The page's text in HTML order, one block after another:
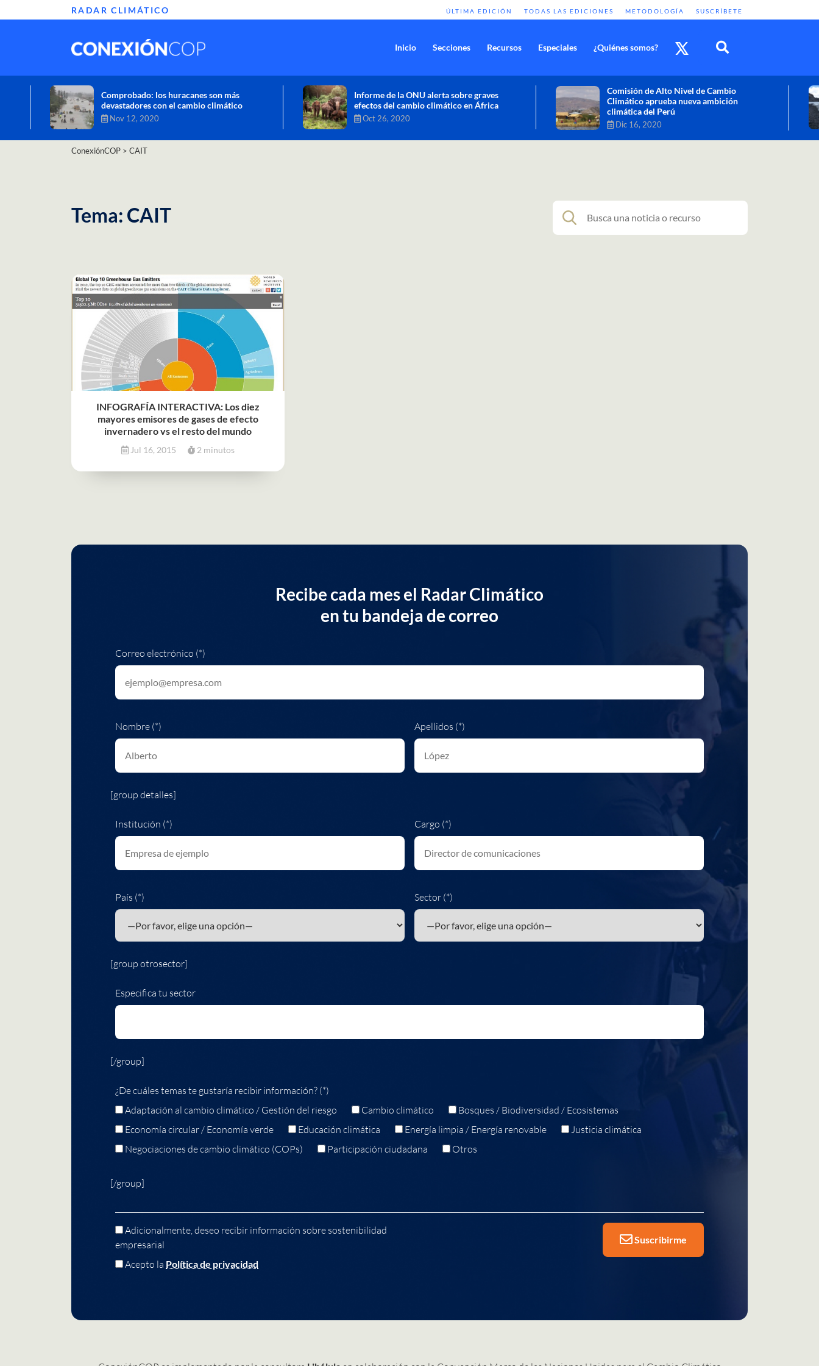
RADAR CLIMÁTICO ÚLTIMA EDICIÓN TODAS LAS EDICIONES METODOLOGÍA SUSCRÍBETE
Inicio Secciones Recursos Especiales ¿Quiénes somos?
Informe de la ONU alerta sobre graves
efectos del cambio climático en África
Oct 26, 2020
Comisión de Alto Nivel de Cambio
Climático aprueba nueva ambición
climática del Perú
Dic 16, 2020
Cambio climático: combatir sus efectos
como objetivo global y urgente
ConexiónCOP > CAIT
Tema: CAIT
INFOGRAFÍA INTERACTIVA: Los diez
mayores emisores de gases de efecto
invernadero vs el resto del mundo
Jul 16, 2015 2 minutos
Recibe cada mes el Radar Climático
en tu bandeja de correo
Correo electrónico (*)
Nombre (*) Apellidos (*)
[group detalles]
Institución (*) Cargo (*)
País (*) Sector (*)
[group otrosector]
Especifica tu sector
[/group]
¿De cuáles temas te gustaría recibir información? (*)
Adaptación al cambio climático / Gestión del riesgo
Cambio climático
Bosques / Biodiversidad / Ecosistemas
Economía circular / Economía verde
Educación climática Energía limpia / Energía renovable
Justicia climática
Negociaciones de cambio climático (COPs)
Participación ciudadana Otros
[/group]
Adicionalmente, deseo recibir información sobre sostenibilidad
empresarial
Acepto la Política de privacidad
Suscribirme